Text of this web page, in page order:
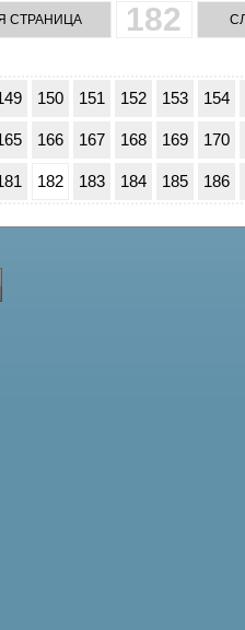
СТРАНИЦА 182
150 151 152 153 154
166 167 168 169 170
182 183 184 185 186